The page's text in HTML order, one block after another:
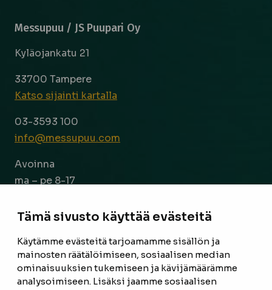
Tämä sivusto käyttää evästeitä
Käytämme evästeitä tarjoamamme sisällön ja
mainosten räätälöimiseen, sosiaalisen median
ominaisuuksien tukemiseen ja kävijämäärämme
analysoimiseen. Lisäksi jaamme sosiaalisen
Messupuu / JS Puupari Oy
Kyläojankatu 21
33700 Tampere
Katso sijainti kartalla
03-3593 100
info@messupuu.com
Avoinna
ma – pe 8-17
ETUSIVU